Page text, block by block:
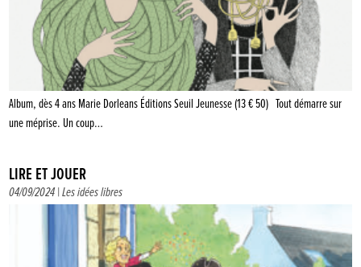
Album, dès 4 ans Marie Dorleans Éditions Seuil Jeunesse (13 € 50) Tout démarre sur
une méprise. Un coup…
LIRE ET JOUER
04/09/2024 |Les idées libres